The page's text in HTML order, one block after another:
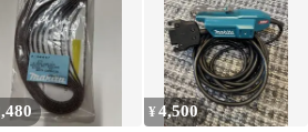
¥4,500